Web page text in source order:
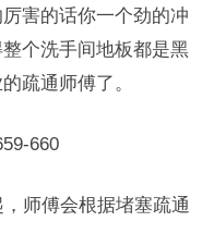
害的话你一个劲的冲
个洗手间地板都是黑
疏通师傅了。
660
师傅会根据堵塞疏通